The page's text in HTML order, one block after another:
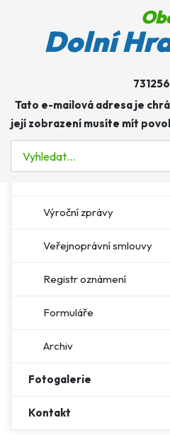
Dolní
Tato e-mailová adresa je
její zobrazení musíte mít
Obec
Více o: Úřad
Úřední deska
E-podatelna
Výroční zprávy
Veřejnoprávní smlouvy
Registr oznámení
Formuláře
Archiv
Fotogalerie
Kontakt